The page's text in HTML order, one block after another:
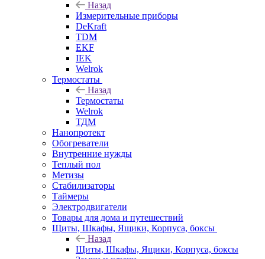
Назад
Измерительные приборы
DeKraft
TDM
EKF
IEK
Welrok
Термостаты
Назад
Термостаты
Welrok
ТДМ
Нанопротект
Обогреватели
Внутренние нужды
Теплый пол
Метизы
Стабилизаторы
Таймеры
Электродвигатели
Товары для дома и путешествий
Щиты, Шкафы, Ящики, Корпуса, боксы
Назад
Щиты, Шкафы, Ящики, Корпуса, боксы